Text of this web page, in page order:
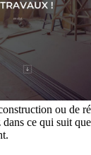
ou de
ce qui suit